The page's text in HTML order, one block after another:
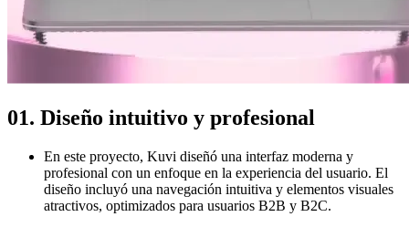
01. Diseño intuitivo y profesional
En este proyecto, Kuvi diseñó una interfaz moderna y
profesional con un enfoque en la experiencia del usuario. El
diseño incluyó una navegación intuitiva y elementos visuales
atractivos, optimizados para usuarios B2B y B2C.